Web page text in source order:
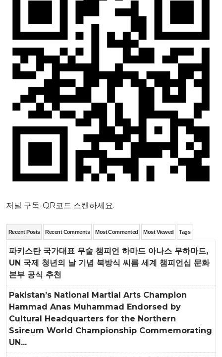
저널 구독-QR코드 스캔하세요.
Recent Posts Recent Comments Most Commented Most Viewed Tags
파키스탄 국가대표 무술 챔피언 하마드 아나스 무하마드,
UN 국제 청년의 날 기념 북방식 씨름 세계 챔피언십 문화
본부 공식 추천
Pakistan’s National Martial Arts Champion
Hammad Anas Muhammad Endorsed by
Cultural Headquarters for the Northern
Ssireum World Championship Commemorating
UN...